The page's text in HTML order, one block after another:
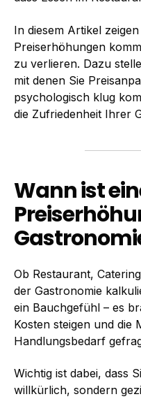
In diesem Artikel
Preiserhöhungen
zu verlieren. Dazu
mit denen Sie
psychologisch klug
die Zufriedenheit Ihrer
Wann ist
Ob Restaurant,
der Gastronomie
ein Bauchgefühl – es
Kosten steigen und die
Handlungsbedarf
Wichtig ist dabei, dass
willkürlich, sondern